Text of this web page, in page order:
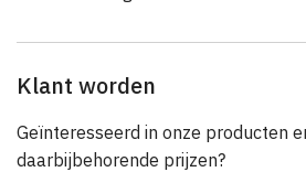
Klant worden
Geïnteresseerd in onze producten
daarbijbehorende prijzen?